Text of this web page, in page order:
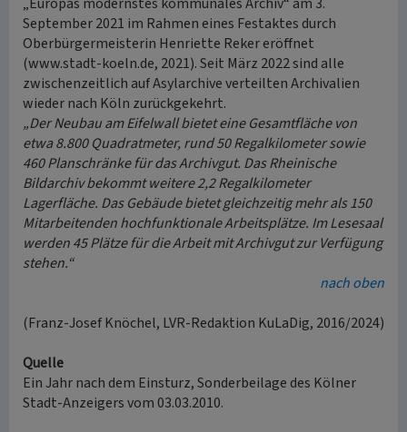
September 2021 im Rahmen eines Festaktes durch
Oberbürgermeisterin Henriette Reker eröffnet
(www.stadt-koeln.de, 2021). Seit März 2022 sind alle
zwischenzeitlich auf Asylarchive verteilten Archivalien
wieder nach Köln zurückgekehrt.
„Der Neubau am Eifelwall bietet eine Gesamtfläche von
etwa 8.800 Quadratmeter, rund 50 Regalkilometer sowie
460 Planschränke für das Archivgut. Das Rheinische
Bildarchiv bekommt weitere 2,2 Regalkilometer
Lagerfläche. Das Gebäude bietet gleichzeitig mehr als 150
Mitarbeitenden hochfunktionale Arbeitsplätze. Im Lesesaal
werden 45 Plätze für die Arbeit mit Archivgut zur Verfügung
stehen.“
nach oben
(Franz-Josef Knöchel, LVR-Redaktion KuLaDig, 2016/2024)
Quelle
Ein Jahr nach dem Einsturz, Sonderbeilage des Kölner
Stadt-Anzeigers vom 03.03.2010.